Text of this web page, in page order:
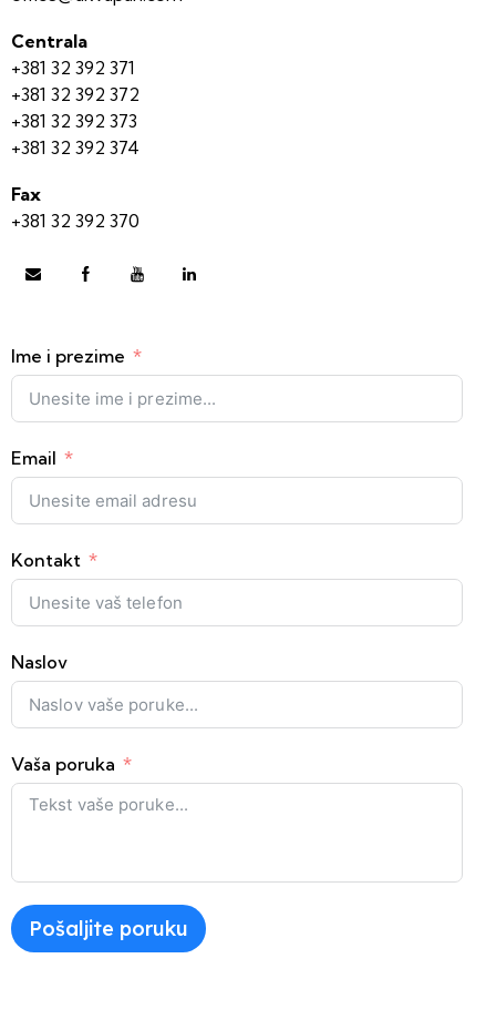
Centrala
+381 32 392 371
+381 32 392 372
+381 32 392 373
+381 32 392 374
Fax
+381 32 392 370
Ime i prezime
Email
Kontakt
Naslov
Vaša poruka
Pošaljite poruku